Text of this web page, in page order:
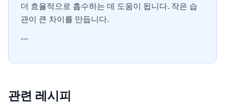
더 효율적으로 흡수하는 데 도움이 됩니다. 작은 습
관이 큰 차이를 만듭니다.
---
관련 레시피